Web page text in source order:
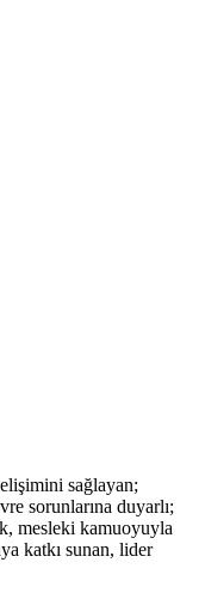
sağlayan;
sorunlarına duyarlı;
mesleki kamuoyuyla
katkı sunan, lider